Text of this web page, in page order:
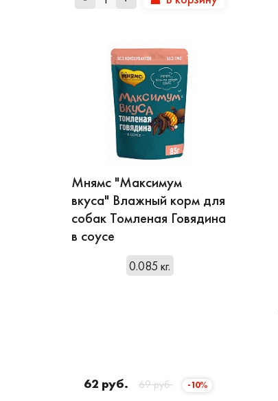
Мнямс "Максимум
вкуса" Влажный корм для
собак Томленая Говядина
в соусе
0.085 кг.
62 руб. 69 руб. -10%